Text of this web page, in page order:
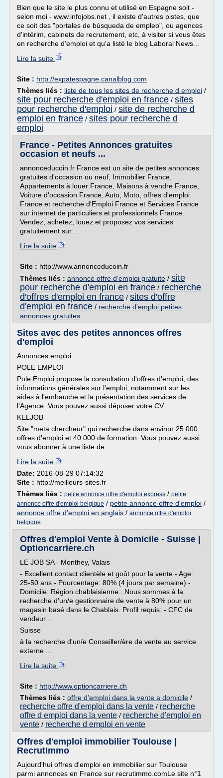
Bien que le site le plus connu et utilisé en Espagne soit -
selon moi - www.infojobs.net , il existe d'autres pistes, que
ce soit des "portales de búsqueda de empleo", ou agences
d'intérim, cabinets de recrutement, etc, à visiter si vous êtes
en recherche d'emploi et qu'a listé le blog Laboral News...
Lire la suite
Site : http://expatespagne.canalblog.com
Thèmes liés : liste de tous les sites de recherche d emploi /
site pour recherche d'emploi en france / sites
pour recherche d'emploi / site de recherche d
emploi en france / sites pour recherche d
emploi
France - Petites Annonces gratuites
occasion et neufs ...
annonceducoin.fr France est un site de petites annonces
gratuites d'occasion ou neuf, Immobilier France,
Appartements à louer France, Maisons à vendre France,
Voiture d'occasion France, Auto, Moto, offres d'emploi
France et recherche d'Emploi France et Services France
sur internet de particuliers et professionnels France.
Vendez, achetez, louez et proposez vos services
gratuitement sur...
Lire la suite
Site : http://www.annonceducoin.fr
Thèmes liés : annonce offre d'emploi gratuite / site
pour recherche d'emploi en france / recherche
d'offres d'emploi en france / sites d'offre
d'emploi en france / recherche d'emploi petites
annonces gratuites
Sites avec des petites annonces offres
d'emploi
Annonces emploi
POLE EMPLOI
Pole Emploi propose la consultation d'offres d'emploi, des
informations générales sur l'emploi, notamment sur les
aides à l'embauche et la présentation des services de
l'Agence. Vous pouvez aussi déposer votre CV.
KELJOB
Site "meta chercheur" qui recherche dans environ 25 000
offres d'emploi et 40 000 de formation. Vous pouvez aussi
vous abonner à une liste de...
Lire la suite
Date: 2016-08-29 07:14:32
Site : http://meilleurs-sites.fr
Thèmes liés : petite annonce offre d'emploi express / petite
annonce offre d'emploi belgique / petite annonce offre d'emploi /
annonce offre d'emploi en anglais / annonce offre d'emploi
belgique
Offres d'emploi Vente à Domicile - Suisse |
Optioncarriere.ch
LE JOB SA - Monthey, Valais
- Excellent contact clientèle et goût pour la vente - Age:
25-50 ans - Pourcentage: 80% (4 jours par semaine) -
Domicile: Région chablaisienne...Nous sommes à la
recherche d'un/e gestionnaire de vente à 80% pour un
magasin basé dans le Chablais. Profil requis: - CFC de
vendeur...
Suisse
à la recherche d'un/e Conseiller/ère de vente au service
externe ...
Lire la suite
Site : http://www.optioncarriere.ch
Thèmes liés : offre d'emploi dans la vente a domicile /
recherche offre d'emploi dans la vente / recherche
offre d emploi dans la vente / recherche d'emploi en
vente / recherche d emploi en vente
Offres d'emploi immobilier Toulouse |
RecrutImmo
Aujourd'hui offres d'emploi en immobilier sur Toulouse
parmi annonces en France sur recrutimmo.comLe site n°1